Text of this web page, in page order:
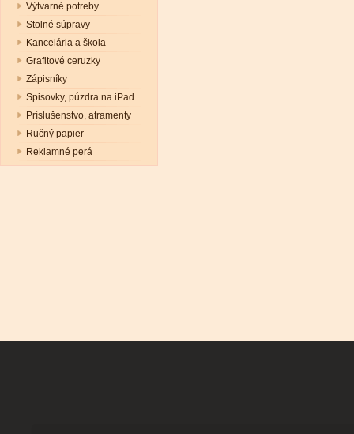
Výtvarné potreby
Stolné súpravy
Kancelária a škola
Grafitové ceruzky
Zápisníky
Spisovky, púzdra na iPad
Príslušenstvo, atramenty
Ručný papier
Reklamné perá